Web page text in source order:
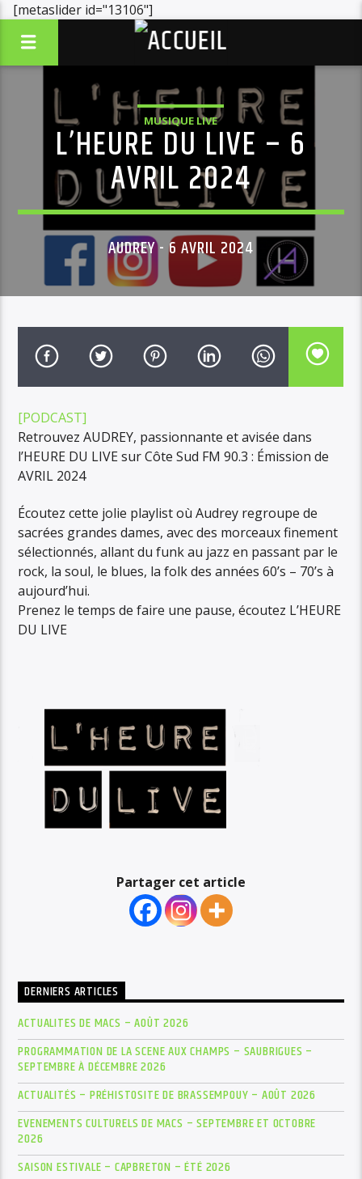
[metaslider id="13106"]
MUSIQUE LIVE
L’HEURE DU LIVE – 6
AVRIL 2024
AUDREY - 6 AVRIL 2024
[PODCAST]
Retrouvez AUDREY, passionnante et avisée dans
l’HEURE DU LIVE sur Côte Sud FM 90.3 : Émission de
AVRIL 2024
Écoutez cette jolie playlist où Audrey regroupe de
sacrées grandes dames, avec des morceaux finement
sélectionnés, allant du funk au jazz en passant par le
rock, la soul, le blues, la folk des années 60’s – 70’s à
aujourd’hui.
Prenez le temps de faire une pause, écoutez L’HEURE
DU LIVE
Partager cet article
DERNIERS ARTICLES
ACTUALITES DE MACS – AOÛT 2026
PROGRAMMATION DE LA SCENE AUX CHAMPS – SAUBRIGUES –
SEPTEMBRE À DÉCEMBRE 2026
ACTUALITÉS – PRÉHISTOSITE DE BRASSEMPOUY – AOÛT 2026
EVENEMENTS CULTURELS DE MACS – SEPTEMBRE ET OCTOBRE
2026
SAISON ESTIVALE – CAPBRETON – ÉTÉ 2026